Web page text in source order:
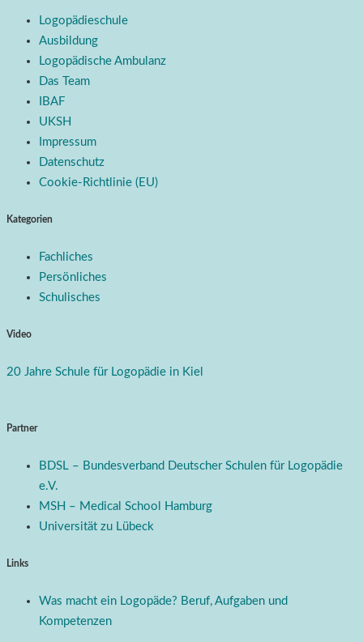
Logopädieschule
Ausbildung
Logopädische Ambulanz
Das Team
IBAF
UKSH
Impressum
Datenschutz
Cookie-Richtlinie (EU)
Kategorien
Fachliches
Persönliches
Schulisches
Video
20 Jahre Schule für Logopädie in Kiel
Partner
BDSL – Bundesverband Deutscher Schulen für Logopädie
e.V.
MSH – Medical School Hamburg
Universität zu Lübeck
Links
Was macht ein Logopäde? Beruf, Aufgaben und
Kompetenzen